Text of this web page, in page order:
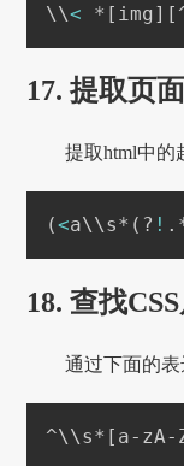
\\< * [ img ] [
17. 提取页
提取html中的
(<a\\s* ( ? !
18. 查找
通过下面的表
^\\s* [ a-zA-